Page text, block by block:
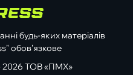
будь-яких матеріалів
обов'язкове
2026 ТОВ «ПМХ»